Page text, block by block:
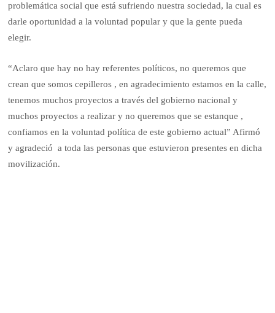
problemática social que está sufriendo nuestra sociedad, la cual es
darle oportunidad a la voluntad popular y que la gente pueda
elegir.
“Aclaro que hay no hay referentes políticos, no queremos que
crean que somos cepilleros , en agradecimiento estamos en la calle,
tenemos muchos proyectos a través del gobierno nacional y
muchos proyectos a realizar y no queremos que se estanque ,
confiamos en la voluntad política de este gobierno actual” Afirmó
y agradeció a toda las personas que estuvieron presentes en dicha
movilización.